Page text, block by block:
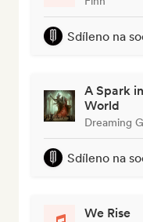
Sdíleno na
A Spark
World
Dreaming
Sdíleno na
We Rise